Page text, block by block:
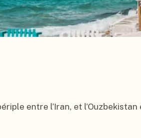
entre l’Iran, et l’Ouzbekistan